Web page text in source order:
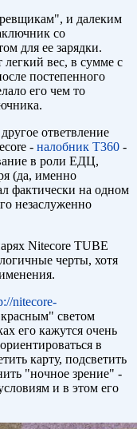
и далеким
со
для ее зарядки.
легкий вес, в сумме с
постепенного
его чем то
ответвление
- налобник T360 -
в роли ЕДЦ,
(да, именно
фактически на одном
незаслуженно
Nitecore TUBE
черты, хотя
nitecore-
светом
его кажутся очень
в
карту, подсветить
"ночное зрение" -
и в этом его